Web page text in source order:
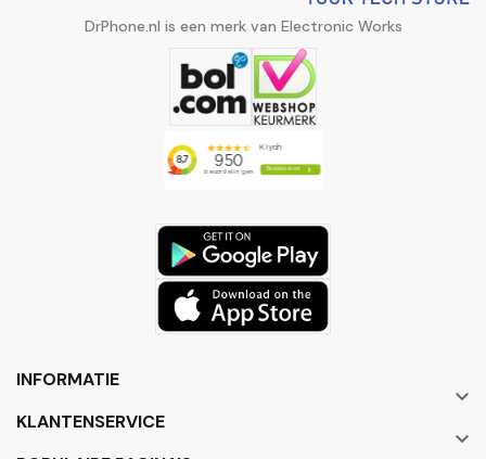
DrPhone.nl is een merk van Electronic Works
INFORMATIE

KLANTENSERVICE
